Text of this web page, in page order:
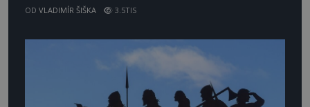
OD VLADIMÍR ŠIŠKA 3.5TIS